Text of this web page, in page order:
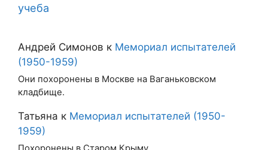
учеба
Андрей Симонов к Мемориал испытателей
(1950-1959)
Они похоронены в Москве на Ваганьковском
кладбище.
Татьяна к Мемориал испытателей (1950-
1959)